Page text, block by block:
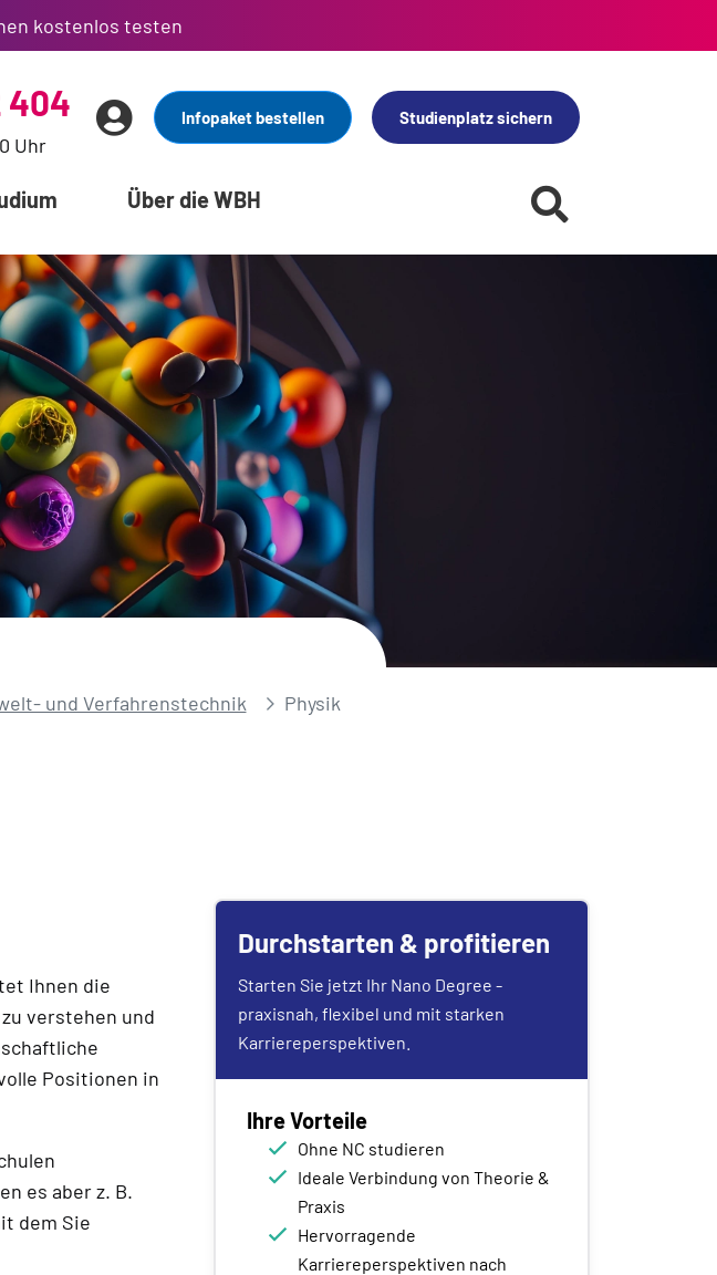
kostenlos testen
404
Uhr
Infopaket bestellen Studienplatz sichern
Über die WBH
und Verfahrenstechnik
Physik
Ihnen die
verstehen und
Positionen in
es aber z. B.
dem Sie
Durchstarten & profitieren
Starten Sie jetzt Ihr Nano Degree -
praxisnah, flexibel und mit starken
Karriereperspektiven.
Ihre Vorteile
Ohne NC studieren
Ideale Verbindung von Theorie &
Praxis
Hervorragende
Karriereperspektiven nach